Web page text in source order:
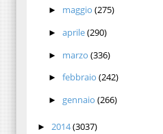
► maggio (275)
► aprile(290)
► marzo (336)
► febbraio (242)
► gennaio (266)
► 2014(3037)